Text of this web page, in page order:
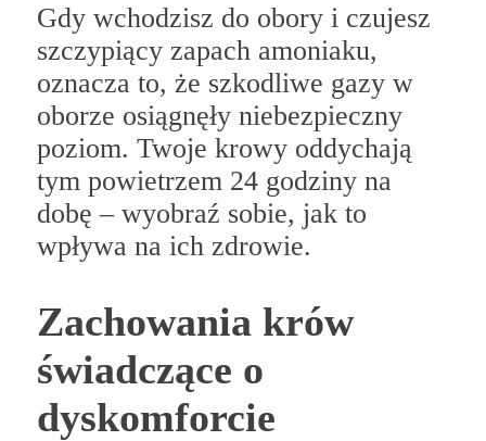
Gdy wchodzisz do obory i czujesz
szczypiący zapach amoniaku,
oznacza to, że szkodliwe gazy w
oborze osiągnęły niebezpieczny
poziom. Twoje krowy oddychają
tym powietrzem 24 godziny na
dobę – wyobraź sobie, jak to
wpływa na ich zdrowie.
Zachowania krów
świadczące o
dyskomforcie